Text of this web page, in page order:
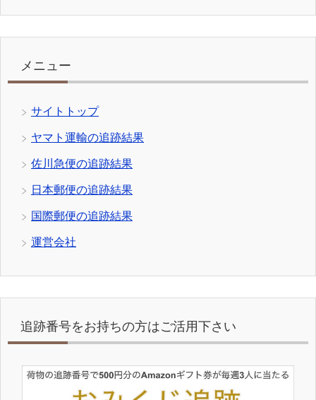
メニュー
サイトトップ
ヤマト運輸の追跡結果
佐川急便の追跡結果
日本郵便の追跡結果
国際郵便の追跡結果
運営会社
追跡番号をお持ちの方はご活用下さい